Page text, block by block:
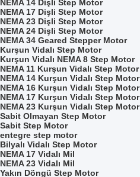
NEMA 14 Dişli Step Motor
NEMA 17 Dişli Step Motor
NEMA 23 Dişli Step Motor
NEMA 24 Dişli Step Motor
NEMA 34 Geared Stepper Motor
Kurşun Vidalı Step Motor
Kurşun Vidalı NEMA 8 Step Motor
NEMA 11 Kurşun Vidalı Step Motor
NEMA 14 Kurşun Vidalı Step Motor
NEMA 16 Kurşun Vidalı Step Motor
NEMA 17 Kurşun Vidalı Step Motor
NEMA 23 Kurşun Vidalı Step Motor
Sabit Olmayan Step Motor
Sabit Step Motor
entegre step motor
Bilyalı Vidalı Step Motor
NEMA 17 Vidalı Mil
NEMA 23 Vidalı Mil
Yakın Döngü Step Motor